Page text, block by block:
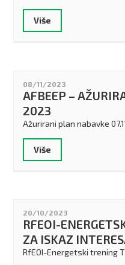
Više
08/11/2023
AFBEEP –
2023
Ažurirani plan nabavke
Više
20/10/2023
RFEOI-
ZA ISKAZ
RfEOI-Energetski trening